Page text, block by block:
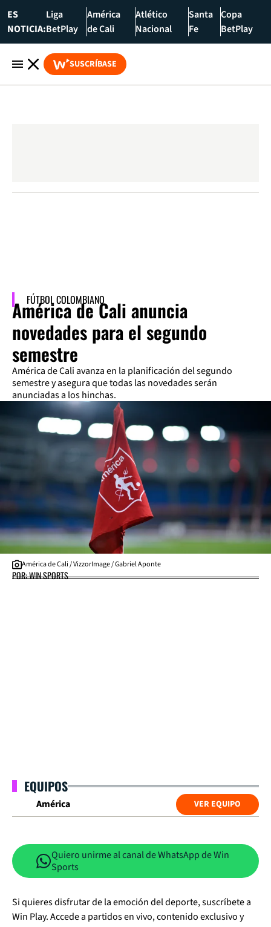
ES
NOTICIA:
Liga
BetPlay
América
de Cali
Atlético
Nacional
Santa
Fe
Copa
BetPlay
SUSCRÍBASE
FÚTBOL COLOMBIANO
América de Cali anuncia
novedades para el segundo
semestre
América de Cali avanza en la planificación del segundo
semestre y asegura que todas las novedades serán
anunciadas a los hinchas.
América de Cali / VizzorImage / Gabriel Aponte
POR: WIN SPORTS
EQUIPOS
América VER EQUIPO
Quiero unirme al canal de WhatsApp de Win
Sports
Si quieres disfrutar de la emoción del deporte, suscríbete a
Win Play. Accede a partidos en vivo, contenido exclusivo y